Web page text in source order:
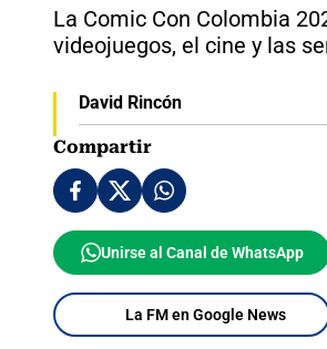
La Comic Con Colombia
videojuegos, el cine y las
David Rincón
Compartir
Unirse al Canal de WhatsApp
La FM en Google News